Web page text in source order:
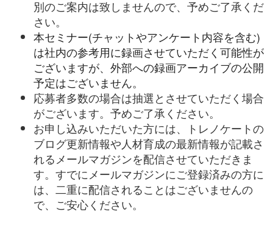
別のご案内は致しませんので、予めご了承くだ
さい。
本セミナー(チャットやアンケート内容を含む)
は社内の参考用に録画させていただく可能性が
ございますが、外部への録画アーカイブの公開
予定はございません。
応募者多数の場合は抽選とさせていただく場合
がございます。予めご了承ください。
お申し込みいただいた方には、トレノケートの
ブログ更新情報や人材育成の最新情報が記載さ
れるメールマガジンを配信させていただきま
す。すでにメールマガジンにご登録済みの方に
は、二重に配信されることはございませんの
で、ご安心ください。